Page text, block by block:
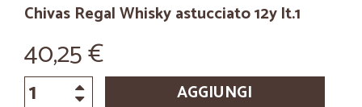
Chivas Regal Whisky astucciato 12y lt.1
40,25 €
AGGIUNGI